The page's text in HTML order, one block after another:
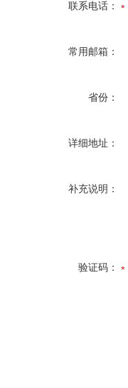
联系电话：
常用邮箱：
省份：
详细地址：
补充说明：
验证码：